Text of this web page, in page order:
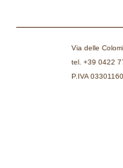
Via delle
tel. +39 0422
P.IVA